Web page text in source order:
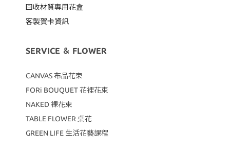
回收材質專用花盒
客製賀卡資訊
SERVICE ＆ FLOWER
CANVAS布品花束
FORi BOUQUET 花裡花束
NAKED 裸花束
TABLE FLOWER 桌花
GREEN LIFE 生活花藝課程